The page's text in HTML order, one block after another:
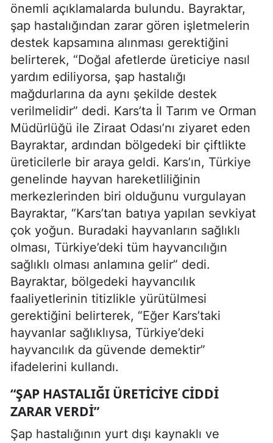
önemli açıklamalarda bulundu. Bayraktar,
şap hastalığından zarar gören işletmelerin
destek kapsamına alınması gerektiğini
belirterek, “Doğal afetlerde üreticiye nasıl
yardım ediliyorsa, şap hastalığı
mağdurlarına da aynı şekilde destek
verilmelidir” dedi. Kars’ta İl Tarım ve Orman
Müdürlüğü ile Ziraat Odası’nı ziyaret eden
Bayraktar, ardından bölgedeki bir çiftlikte
üreticilerle bir araya geldi. Kars’ın, Türkiye
genelinde hayvan hareketliliğinin
merkezlerinden biri olduğunu vurgulayan
Bayraktar, “Kars’tan batıya yapılan sevkiyat
çok yoğun. Buradaki hayvanların sağlıklı
olması, Türkiye’deki tüm hayvancılığın
sağlıklı olması anlamına gelir” dedi.
Bayraktar, bölgedeki hayvancılık
faaliyetlerinin titizlikle yürütülmesi
gerektiğini belirterek, “Eğer Kars’taki
hayvanlar sağlıklıysa, Türkiye’deki
hayvancılık da güvende demektir”
ifadelerini kullandı.
“ŞAP HASTALIĞI ÜRETICIYE CIDDI
ZARAR VERDI”
Şap hastalığının yurt dışı kaynaklı ve